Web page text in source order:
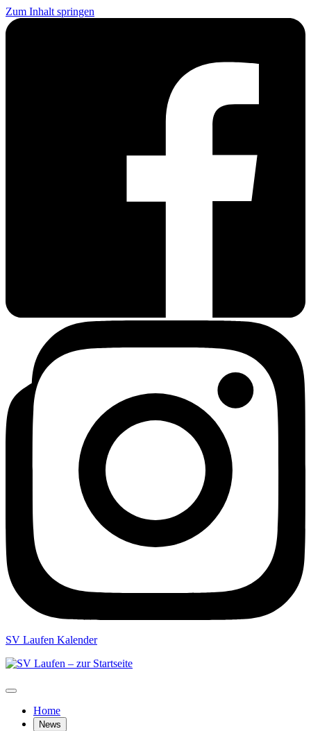
Zum Inhalt springen
SV Laufen Kalender
Home
News